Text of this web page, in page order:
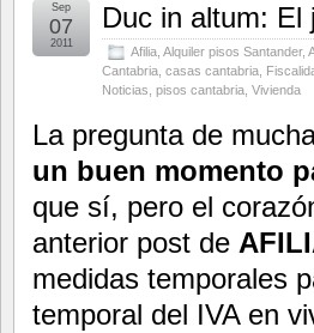
Duc in altum: El
Afilia Alquiler pisos Santander,
Cantabria casas cantabria
Noticias pisos cantabria Vivienda
Sep
07
2011
La pregunta de
un buen momento
que sí, pero el
anterior post de
medidas temporales
temporal del IVA en